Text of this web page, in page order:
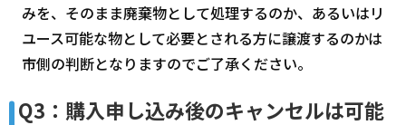
みを、そのまま廃棄物として処理するのか、あるいはリ
ユース可能な物として必要とされる方に譲渡するのかは
市側の判断となりますのでご了承ください。
Q3：購入申し込み後のキャンセルは可能